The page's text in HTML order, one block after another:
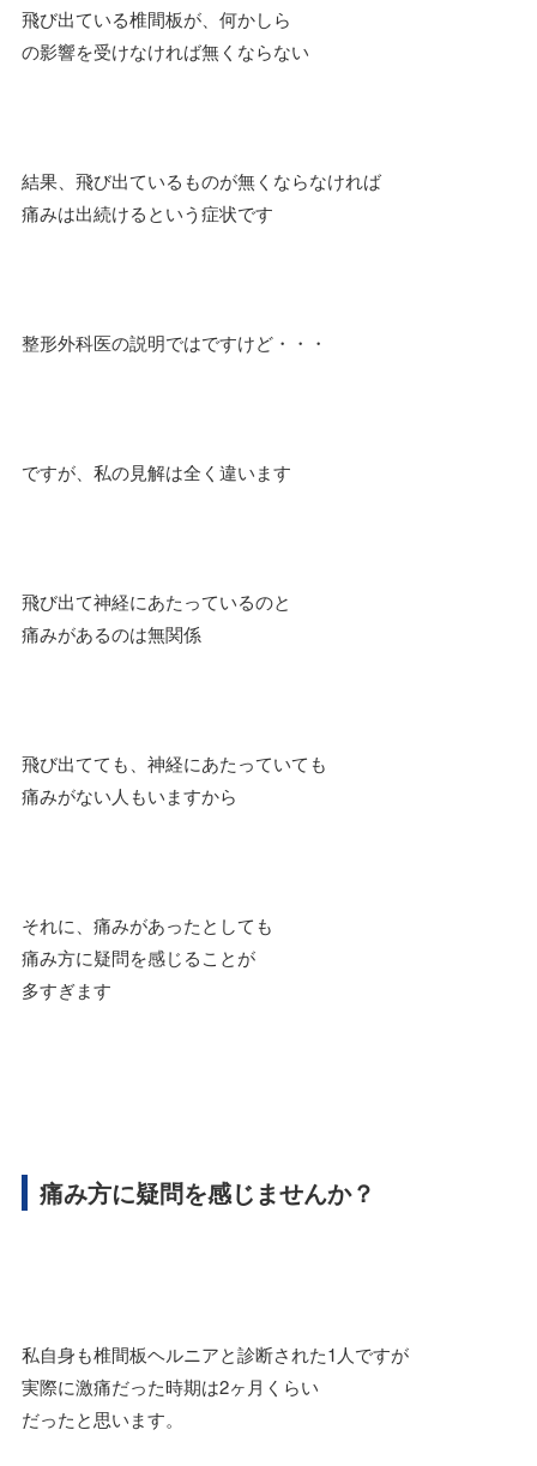
飛び出ている椎間板が、何かしら
の影響を受けなければ無くならない
結果、飛び出ているものが無くならなければ
痛みは出続けるという症状です
整形外科医の説明ではですけど・・・
ですが、私の見解は全く違います
飛び出て神経にあたっているのと
痛みがあるのは無関係
飛び出てても、神経にあたっていても
痛みがない人もいますから
それに、痛みがあったとしても
痛み方に疑問を感じることが
多すぎます
痛み方に疑問を感じませんか？
私自身も椎間板ヘルニアと診断された1人ですが
実際に激痛だった時期は2ヶ月くらい
だったと思います。